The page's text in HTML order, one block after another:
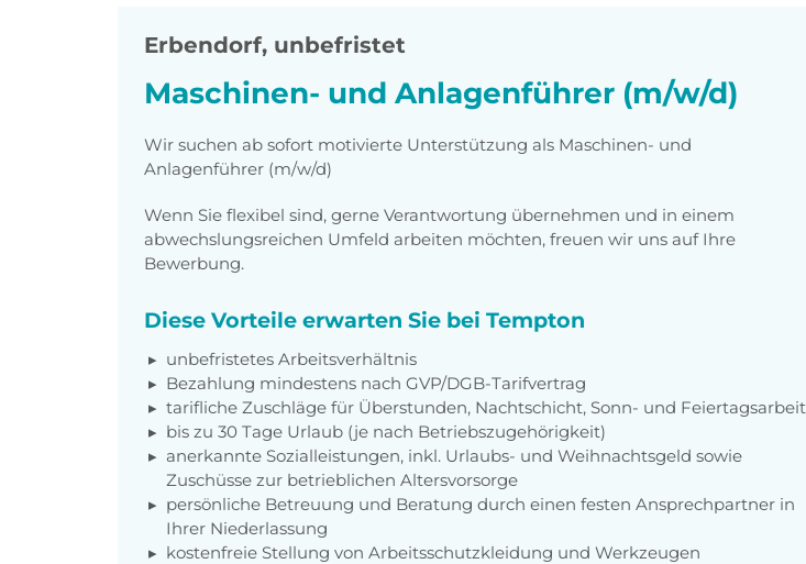
Erbendorf, unbefristet
Maschinen- und Anlagenführer (m/w/d)
Wir suchen ab sofort motivierte Unterstützung als Maschinen- und
Anlagenführer (m/w/d)
Wenn Sie flexibel sind, gerne Verantwortung übernehmen und in einem
abwechslungsreichen Umfeld arbeiten möchten, freuen wir uns auf Ihre
Bewerbung.
Diese Vorteile erwarten Sie bei Tempton
unbefristetes Arbeitsverhältnis
Bezahlung mindestens nach GVP/DGB-Tarifvertrag
tarifliche Zuschläge für Überstunden, Nachtschicht, Sonn- und Feiertagsarbeit
bis zu 30 Tage Urlaub (je nach Betriebszugehörigkeit)
anerkannte Sozialleistungen, inkl. Urlaubs- und Weihnachtsgeld sowie
Zuschüsse zur betrieblichen Altersvorsorge
persönliche Betreuung und Beratung durch einen festen Ansprechpartner in
Ihrer Niederlassung
kostenfreie Stellung von Arbeitsschutzkleidung und Werkzeugen